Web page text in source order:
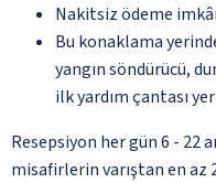
Nakitsiz ödeme
Bu konaklama
yangın söndürücü,
ilk yardım çantası
Resepsiyon her gün 6 - 22
misafirlerin varıştan en az